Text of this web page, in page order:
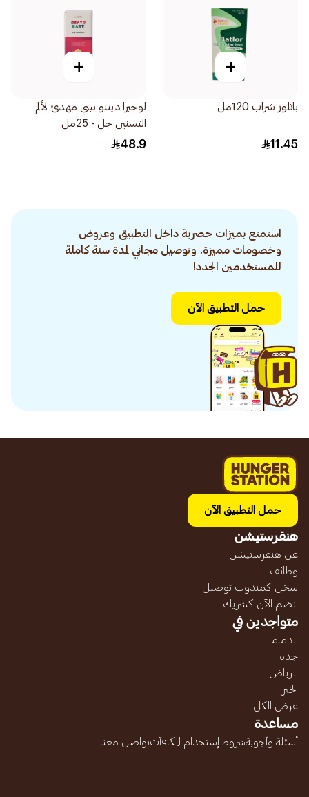
+
باتلور شراب 120مل
11.45
+
لوجيرا دينتو بيبي مهدئ لألم
التسنين جل - 25مل
48.9
استمتع بميزات حصرية داخل التطبيق وعروض
وخصومات مميزة. وتوصيل مجاني لمدة سنة كاملة
للمستخدمين الجدد!
حمل التطبيق الآن
حمل التطبيق الآن
هنقرستيشن
عن هنقرستيشن
وظائف
سجّل كمندوب توصيل
انضم الآن كشريك
متواجدين في
الدمام
جده
الرياض
الخبر
عرض الكل...
مساعدة
أسئلة وأجوبةشروط إستخدام المكافآتتواصل معنا